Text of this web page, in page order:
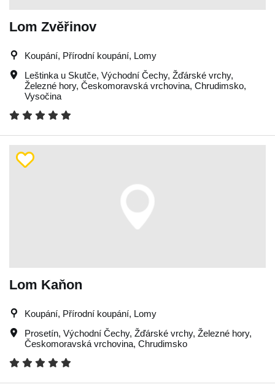
Lom Zvěřinov
Koupání, Přírodní koupání, Lomy
Leštinka u Skutče, Východní Čechy, Žďárské vrchy,
Železné hory, Českomoravská vrchovina, Chrudimsko,
Vysočina
Lom Kaňon
Koupání, Přírodní koupání, Lomy
Prosetín, Východní Čechy, Žďárské vrchy, Železné hory,
Českomoravská vrchovina, Chrudimsko